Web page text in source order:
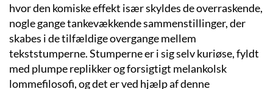
hvor den komiske effekt især skyldes de overraskende,
nogle gange tankevækkende sammenstillinger, der
skabes i de tilfældige overgange mellem
tekststumperne. Stumperne er i sig selv kuriøse, fyldt
med plumpe replikker og forsigtigt melankolsk
lommefilosofi, og det er ved hjælp af denne